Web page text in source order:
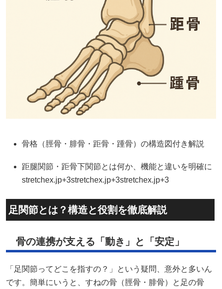
骨格（脛骨・腓骨・距骨・踵骨）の構造図付き解説
距腿関節・距骨下関節とは何か、機能と違いを明確に
stretchex.jp+3stretchex.jp+3stretchex.jp+3
足関節とは？構造と役割を徹底解説
骨の連携が支える「動き」と「安定」
「足関節ってどこを指すの？」という疑問、意外と多いん
です。簡単にいうと、すねの骨（脛骨・腓骨）と足の骨